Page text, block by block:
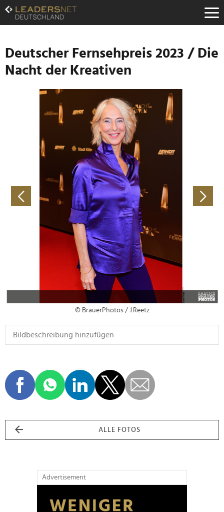
Zum
Inhalt
Zur
Navigation
Zur
Hauptnavigation
Deutscher Fernsehpreis 2023 / Die
Nacht der Kreativen
© BrauerPhotos / J.Reetz
ALLE FOTOS
Advertisement